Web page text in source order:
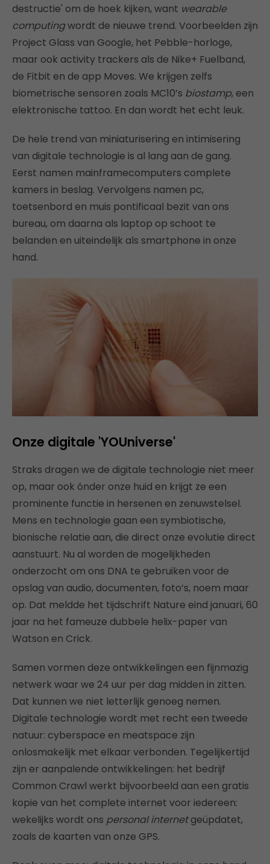
destructie' om de hoek kijken, want wearable
computingwordt de nieuwe trend. Voorbeelden zijn
Project Glass van Google, het Pebble-horloge,
maar ook activity trackers als de Nike+ Fuelband,
de Fitbit en de app Moves. We krijgen zelfs
biometrische sensoren zoals MC10’s biostamp, een
elektronische tattoo. En dan wordt het echt leuk.
De hele trend van miniaturisering en intimisering
van digitale technologie is al lang aan de gang.
Eerst namen mainframecomputers complete
kamers in beslag. Vervolgens namen pc,
toetsenbord en muis pontificaal bezit van ons
bureau, om daarna als laptop op schoot te
belanden en uiteindelijk als smartphone in onze
hand.
Onze digitale 'YOUniverse'
Straks dragen we de digitale technologie niet meer
op, maar ook ónder onze huid en krijgt ze een
prominente functie in hersenen en zenuwstelsel.
Mens en technologie gaan een symbiotische,
bionische relatie aan, die direct onze evolutie direct
aanstuurt. Nu al worden de mogelijkheden
onderzocht om ons DNA te gebruiken voor de
opslag van audio, documenten, foto’s, noem maar
op. Dat meldde het tijdschrift Nature eind januari, 60
jaar na het fameuze dubbele helix-paper van
Watson en Crick.
Samen vormen deze ontwikkelingen een fijnmazig
netwerk waar we 24 uur per dag midden in zitten.
Dat kunnen we niet letterlijk genoeg nemen.
Digitale technologie wordt met recht een tweede
natuur: cyberspace en meatspace zijn
onlosmakelijk met elkaar verbonden. Tegelijkertijd
zijn er aanpalende ontwikkelingen: het bedrijf
Common Crawl werkt bijvoorbeeld aan een gratis
kopie van het complete internet voor iedereen:
wekelijks wordt ons personal internetgeüpdatet,
zoals de kaarten van onze GPS.